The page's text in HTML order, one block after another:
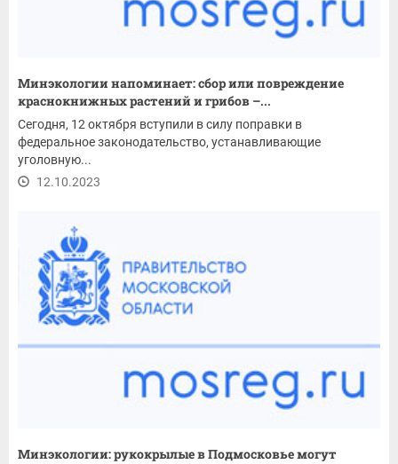
Минэкологии напоминает: сбор или повреждение
краснокнижных растений и грибов –...
Сегодня, 12 октября вступили в силу поправки в
федеральное законодательство, устанавливающие
уголовную...
12.10.2023
Минэкологии: рукокрылые в Подмосковье могут